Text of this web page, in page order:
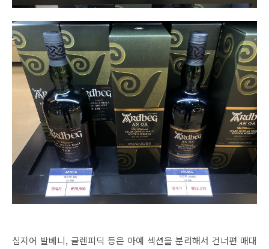
심지어 발베니, 글렌피딕 등은 아예 섹션을 분리해서 건너편 매대